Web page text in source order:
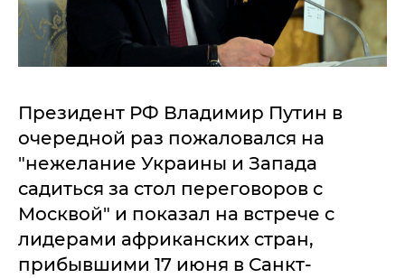
Президент РФ Владимир Путин в
очередной раз пожаловался на
"нежелание Украины и Запада
садиться за стол переговоров с
Москвой" и показал на встрече с
лидерами африканских стран,
прибывшими 17 июня в Санкт-